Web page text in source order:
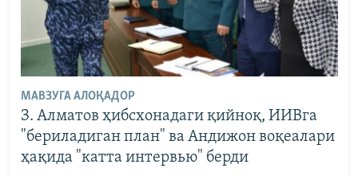
МАВЗУГА АЛОҚАДОР
З. Алматов ҳибсхонадаги қийноқ, ИИВга
"бериладиган план" ва Андижон воқеалари
ҳақида "катта интервью" берди